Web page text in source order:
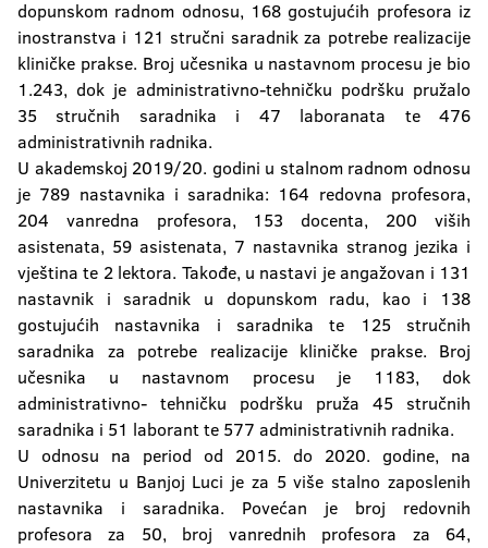
dopunskom radnom odnosu, 168 gostujućih profesora iz
inostranstva i 121 stručni saradnik za potrebe realizacije
kliničke prakse. Broj učesnika u nastavnom procesu je bio
1.243, dok je administrativno-tehničku podršku pružalo
35 stručnih saradnika i 47 laboranata te 476
administrativnih radnika.
U akademskoj 2019/20. godini u stalnom radnom odnosu
je 789 nastavnika i saradnika: 164 redovna profesora,
204 vanredna profesora, 153 docenta, 200 viših
asistenata, 59 asistenata, 7 nastavnika stranog jezika i
vještina te 2 lektora. Takođe, u nastavi je angažovan i 131
nastavnik i saradnik u dopunskom radu, kao i 138
gostujućih nastavnika i saradnika te 125 stručnih
saradnika za potrebe realizacije kliničke prakse. Broj
učesnika u nastavnom procesu je 1183, dok
administrativno- tehničku podršku pruža 45 stručnih
saradnika i 51 laborant te 577 administrativnih radnika.
U odnosu na period od 2015. do 2020. godine, na
Univerzitetu u Banjoj Luci je za 5 više stalno zaposlenih
nastavnika i saradnika. Povećan je broj redovnih
profesora za 50, broj vanrednih profesora za 64,